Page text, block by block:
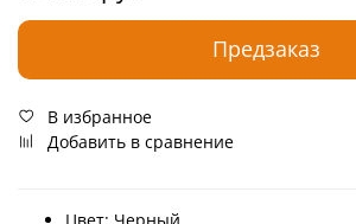
Предзаказ
В избранное
Добавить в сравнение